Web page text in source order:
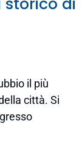
il più
città. Si